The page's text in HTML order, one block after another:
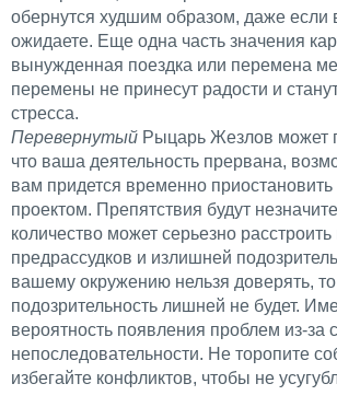
обернутся худшим образом, даже если
ожидаете. Еще одна часть значения
вынужденная поездка или перемена
перемены не принесут радости и
стресса.
Перевернутый Рыцарь Жезлов может
что ваша деятельность прервана,
вам придется временно приостановить
проектом. Препятствия будут
количество может серьезно
предрассудков и излишней
вашему окружению нельзя доверять, то
подозрительность лишней не будет.
вероятность появления проблем из-за
непоследовательности. Не торопите
избегайте конфликтов, чтобы не